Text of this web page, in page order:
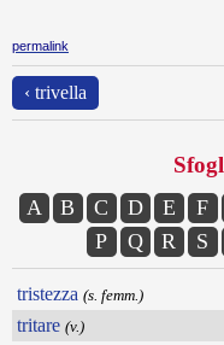
permalink
‹ trivella
A B C D E F
P
Q R S
tristezza (s. femm.)
tritare (v.)